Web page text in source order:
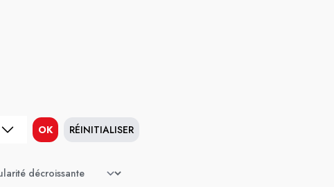
OK RÉINITIALISER